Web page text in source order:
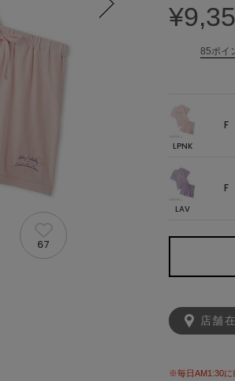
85ポイ
LPNK
F
LAV
F
店舗
※毎日AM1:30に
67